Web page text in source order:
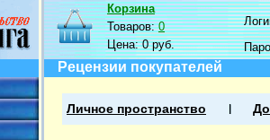
Корзина
Товаров:0
Цена:0 руб.
Рецензии покупателей
Личное пространство